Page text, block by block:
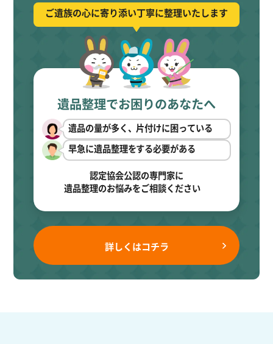
ご遺族の心に寄り添い丁寧に整理いたします
遺品整理でお困りのあなたへ
遺品の量が多く、片付けに困っている
早急に遺品整理をする必要がある
認定協会公認の専門家に
遺品整理のお悩みをご相談ください
詳しくはコチラ